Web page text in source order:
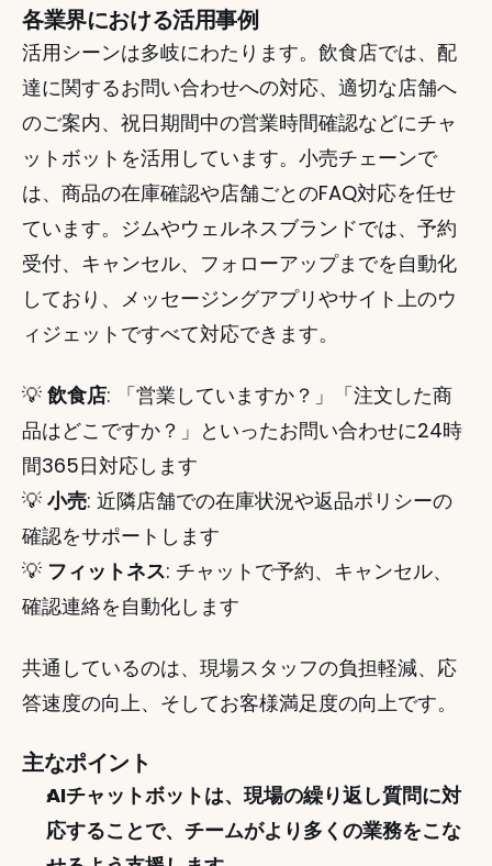
各業界における活用事例
活用シーンは多岐にわたります。飲食店では、配
達に関するお問い合わせへの対応、適切な店舗へ
のご案内、祝日期間中の営業時間確認などにチャ
ットボットを活用しています。小売チェーンで
は、商品の在庫確認や店舗ごとのFAQ対応を任せ
ています。ジムやウェルネスブランドでは、予約
受付、キャンセル、フォローアップまでを自動化
しており、メッセージングアプリやサイト上のウ
ィジェットですべて対応できます。
💡 飲食店: 「営業していますか？」「注文した商
品はどこですか？」といったお問い合わせに24時
間365日対応します
💡 小売: 近隣店舗での在庫状況や返品ポリシーの
確認をサポートします
💡 フィットネス: チャットで予約、キャンセル、
確認連絡を自動化します
共通しているのは、現場スタッフの負担軽減、応
答速度の向上、そしてお客様満足度の向上です。
主なポイント
AIチャットボットは、現場の繰り返し質問に対
応することで、チームがより多くの業務をこな